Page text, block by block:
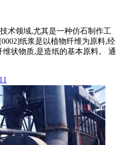
术领域,尤其是一种仿石制作工
纸浆是以植物纤维为原料,经
状物质,是造纸的基本原料。 通